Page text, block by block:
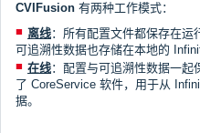
CVIFusion 有两种工作模式：
离线：所有配置文件都保存在运
可追溯性数据也存储在本地的
在线：配置与可追溯性数据一
了 CoreService 软件，用于从
据。